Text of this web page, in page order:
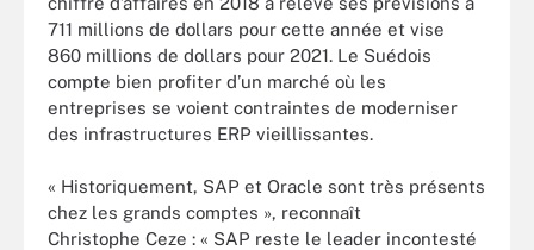
711 millions de dollars pour cette année et vise
860 millions de dollars pour 2021. Le Suédois
compte bien profiter d’un marché où les
entreprises se voient contraintes de moderniser
des infrastructures ERP vieillissantes.
« Historiquement, SAP et Oracle sont très présents
chez les grands comptes », reconnaît
Christophe Ceze : « SAP reste le leader incontesté